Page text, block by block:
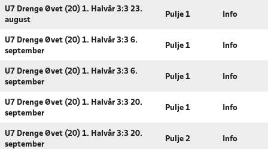
U7 Drenge Øvet (20) 1. Halvår 3:3 23.
august
Pulje 1 Info
U7 Drenge Øvet (20) 1. Halvår 3:3 6.
september
Pulje 1 Info
U7 Drenge Øvet (20) 1. Halvår 3:3 6.
september
Pulje 1 Info
U7 Drenge Øvet (20) 1. Halvår 3:3 20.
september
Pulje 1 Info
U7 Drenge Øvet (20) 1. Halvår 3:3 20.
september
Pulje 2 Info